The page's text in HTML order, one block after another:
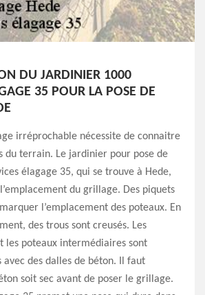
DU JARDINIER 1000
35 POUR LA POSE DE
irréprochable nécessite de connaitre
du terrain. Le jardinier pour pose de
élagage 35, qui se trouve à Hede,
du grillage. Des piquets
l’emplacement des poteaux. En
des trous sont creusés. Les
les poteaux intermédiaires sont
avec des dalles de béton. Il faut
soit sec avant de poser le grillage.